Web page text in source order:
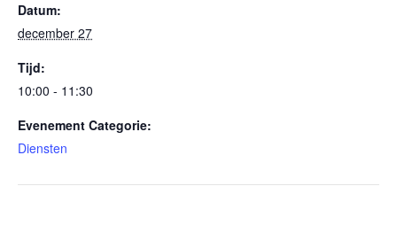
Datum:
december 27
Tijd:
10:00 - 11:30
Evenement Categorie:
Diensten